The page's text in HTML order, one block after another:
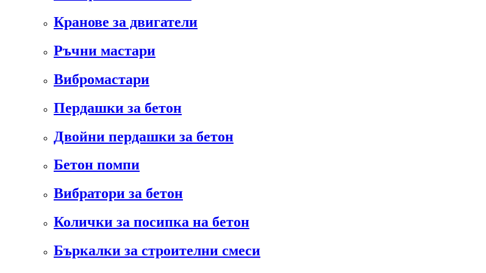
Кранове за двигатели
Ръчни мастари
Вибромастари
Пердашки за бетон
Двойни пердашки за бетон
Бетон помпи
Вибратори за бетон
Колички за посипка на бетон
Бъркалки за строителни смеси